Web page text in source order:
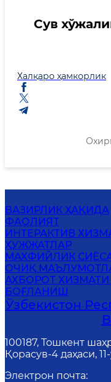
Сув
Халқаро ҳамкорлик
ВАЗИРЛИК ҲАҚИДА
ФАОЛИЯТ
ИНТЕРАКТИВ
ҲУЖЖАТЛАР
MАХФИЙЛИК
ОЧИҚ
АХБОРОТ ХИЗМАТИ
БОҒЛАНИШ
Ўзбекистон
100187, Тошкент
Қорасув-4 даҳаси,
Электрон почта: